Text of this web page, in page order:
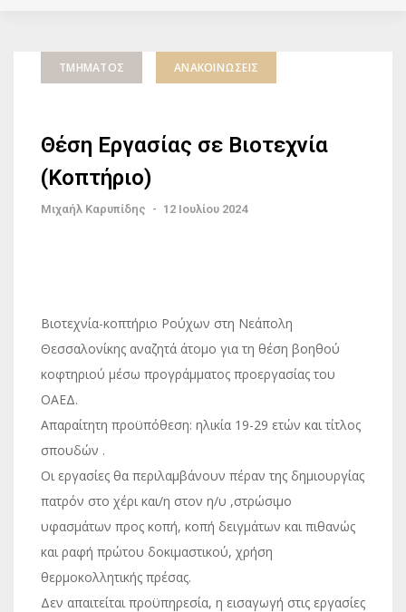
ΤΜΉΜΑΤΟΣ ΑΝΑΚΟΙΝΏΣΕΙΣ
Θέση Εργασίας σε Βιοτεχνία
(Κοπτήριο)
Μιχαήλ Καρυπίδης - 12 Ιουλίου 2024
Βιοτεχνία-κοπτήριο Ρούχων στη Νεάπολη
Θεσσαλονίκης αναζητά άτομο για τη θέση βοηθού
κοφτηριού μέσω προγράμματος προεργασίας του
ΟΑΕΔ.
Απαραίτητη προϋπόθεση: ηλικία 19-29 ετών και τίτλος
σπουδών .
Οι εργασίες θα περιλαμβάνουν πέραν της δημιουργίας
πατρόν στο χέρι και/η στον η/υ ,στρώσιμο
υφασμάτων προς κοπή, κοπή δειγμάτων και πιθανώς
και ραφή πρώτου δοκιμαστικού, χρήση
θερμοκολλητικής πρέσας.
Δεν απαιτείται προϋπηρεσία, η εισαγωγή στις εργασίες